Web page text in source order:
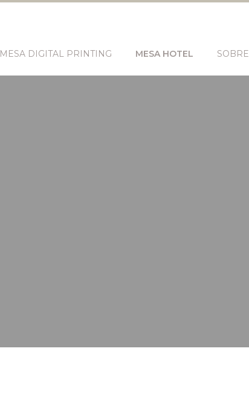
MESA DIGITAL PRINTING MESA HOTEL